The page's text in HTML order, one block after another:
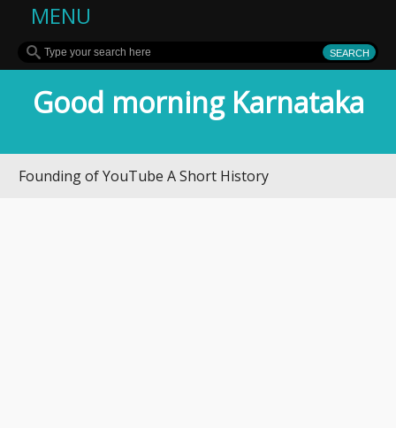
MENU
Good morning Karnataka
of YouTube A Short History